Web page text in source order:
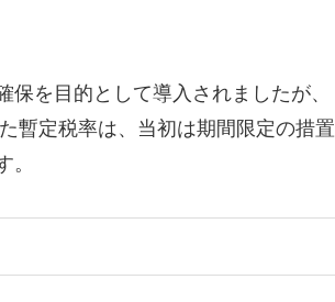
を目的として導入されましたが、
暫定税率は、当初は期間限定の措置